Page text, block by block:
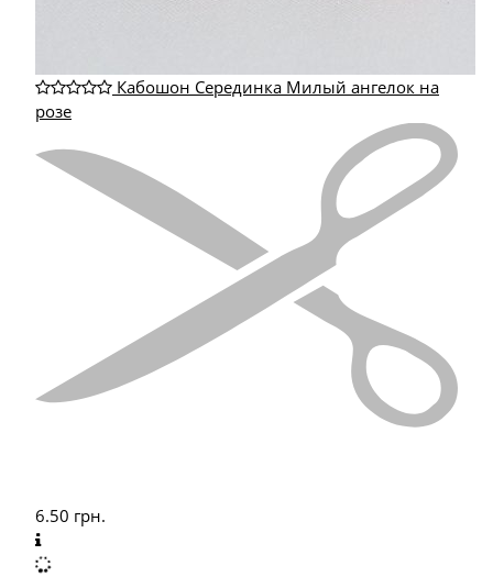
Кабошон Серединка Милый ангелок на
розе
6.50 грн.